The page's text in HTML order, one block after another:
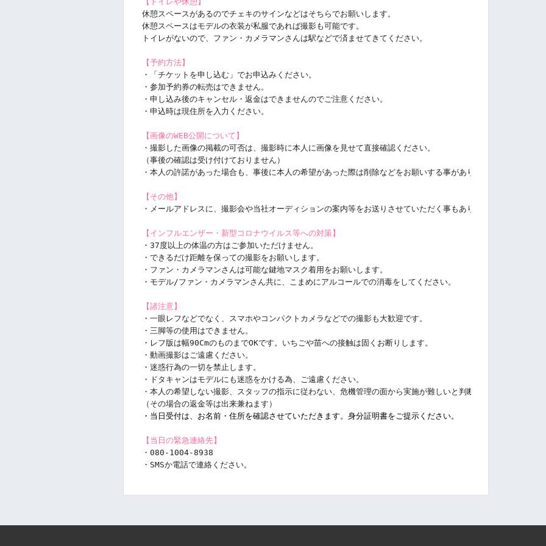
休憩スペースがあるのでチェキのサインなどはそちらでお願いします。
休憩スペースはモデルの衣装が私服であれば撮影も可能です。
トイレがないので、ファン・カメラマンさんは駅などで済ませてきてください。
【予約方法】
・「チケットを申し込む」でお申込みください。
・参加予約券の転売はできません。
・申し込み後のキャンセル・返金はできませんのでご注意ください。
・申込時は現住所を入力ください。
【画像のWEB公開について】
・撮影した画像の掲載の可否は、撮影時に本人に画像を見せて直接確認ください。
（事後の確認は受け付けておりません）
・本人の許諾があった場合も、事後に本人の希望があった際は削除などをお願いする事があります。ご了承くださ
【その他】
・メールアドレスに、撮影会や当社オーディションの案内等をお送りさせていただく事もあります。ご了承くださ
【インフルエンザー・新型コロナウイルス等への対策】
・37度以上の体温の方はご参加いただけません。
・できるだけ距離を保っての撮影をお願いします。
・ファン・カメラマンさんは可能な鍵地マスク着用をお願いします。
・モデル/ファン・カメラマンさん共に、こまめにアルコールでの消毒をしてください。
【諸注意】
・一眼レフなどでなく、スマホやコンパクトカメラなどでの撮影も大歓迎です。
・三脚等の使用はできません。
・レフ版は幅90CmのものまでOKです。いちごや苗への接触は固くお断りします。
・動画撮影はご遠慮ください。
・迷惑行為の一切を禁止します。
・ドタキャンはモデルにも迷惑をかける為、ご遠慮ください。
・本人の希望しない撮影、スタッフの指示に従わない、危機管理の面から実施が難しいと判断する際は、開始前
（その場合の返金等は出来兼ねます）
・当日受付は、お名前・住所を確認させていただきます。身分証明書をご提示ください。
【当日の緊急連絡先】
・080-1004-8938
・SMSか電話で連絡ください。